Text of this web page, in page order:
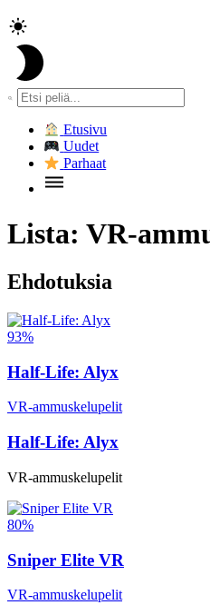
Etusivu
Uudet
Parhaat
Lista: VR-
Ehdotuksia
93%
Half-Life: Alyx
VR-ammuskelupelit
Half-Life: Alyx
VR-ammuskelupelit
80%
Sniper Elite VR
VR-ammuskelupelit